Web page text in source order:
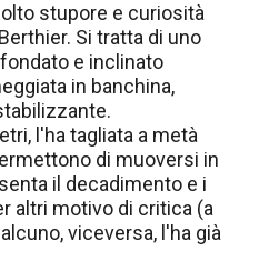
stupore e curiosità
Si tratta di uno
e inclinato
in banchina,
l'ha tagliata a metà
di muoversi in
il decadimento e i
altri motivo di critica (a
viceversa, l'ha già